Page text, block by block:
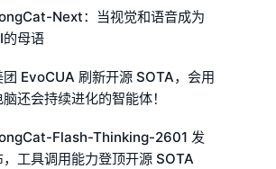
Next：当视觉和语音成为
的母语
团 EvoCUA 刷新开源 SOTA，会用
脑还会持续进化的智能体！
Flash-Thinking-2601 发
，工具调用能力登顶开源 SOTA